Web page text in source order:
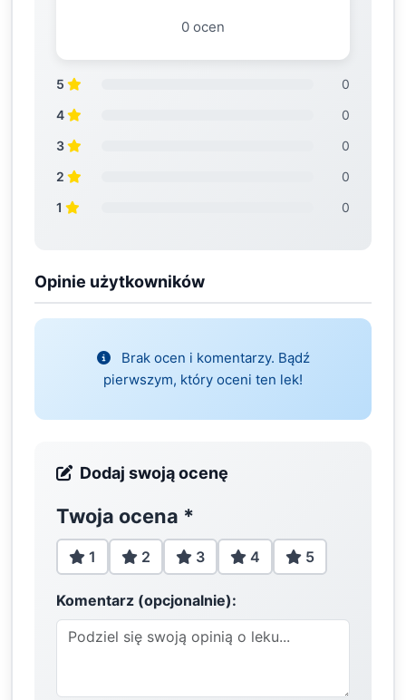
0 ocen
5
0
4
0
3
0
2
0
1
0
Opinie użytkowników
Brak ocen i komentarzy. Bądź
pierwszym, który oceni ten lek!
Dodaj swoją ocenę
Twoja ocena *
1 2 3 4 5
Komentarz (opcjonalnie):